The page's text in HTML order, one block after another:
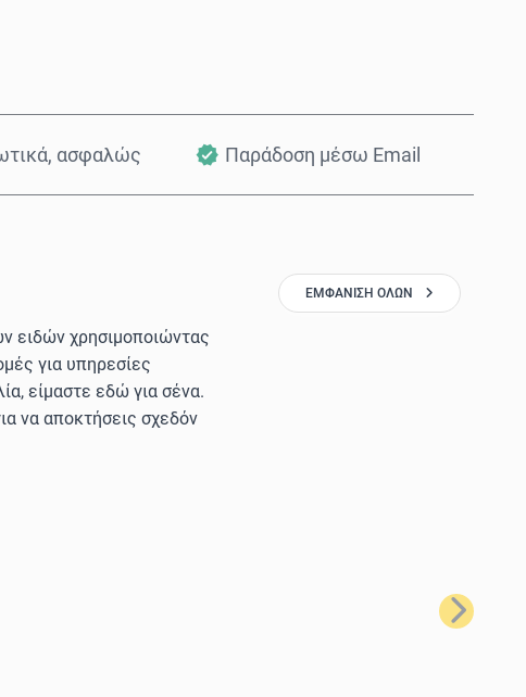
ασφαλώς Παράδοση μέσω Email
ειδών χρησιμοποιώντας
για υπηρεσίες
είμαστε εδώ για σένα.
να αποκτήσεις σχεδόν
ΕΜΦΆΝΙΣΗ ΌΛΩΝ
Επόμενο